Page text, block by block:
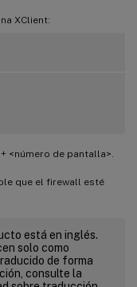
XClient:
<número de pantalla>.
que el firewall esté
está en inglés.
solo como
de forma
consulte la